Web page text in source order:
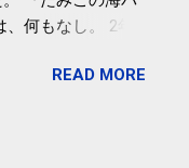
が原因ではない
あるという。 正田
何もなし。 2年
ク』。 ボランティ
READ MORE